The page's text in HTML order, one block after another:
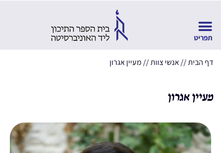
דף הבית//אנשי צוות// מעיין אגרון
מעיין אגרון